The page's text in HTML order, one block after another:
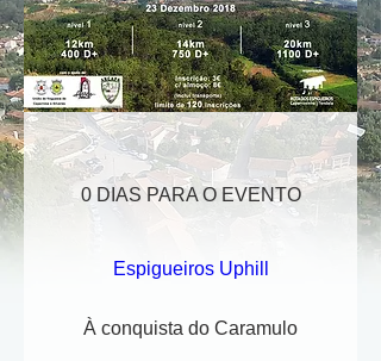
0 DIAS PARA O EVENTO
Espigueiros Uphill
À conquista do Caramulo